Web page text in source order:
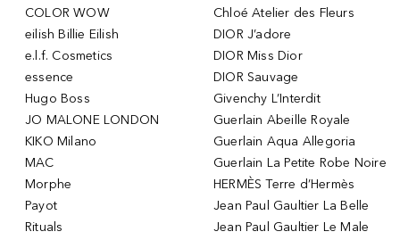
COLOR WOW
eilish Billie Eilish
e.l.f. Cosmetics
essence
Hugo Boss
JO MALONE LONDON
KIKO Milano
MAC
Morphe
Payot
Rituals
Chloé Atelier des Fleurs
DIOR J’adore
DIOR Miss Dior
DIOR Sauvage
Givenchy L’Interdit
Guerlain Abeille Royale
Guerlain Aqua Allegoria
Guerlain La Petite Robe Noire
HERMÈS Terre d’Hermès
Jean Paul Gaultier La Belle
Jean Paul Gaultier Le Male